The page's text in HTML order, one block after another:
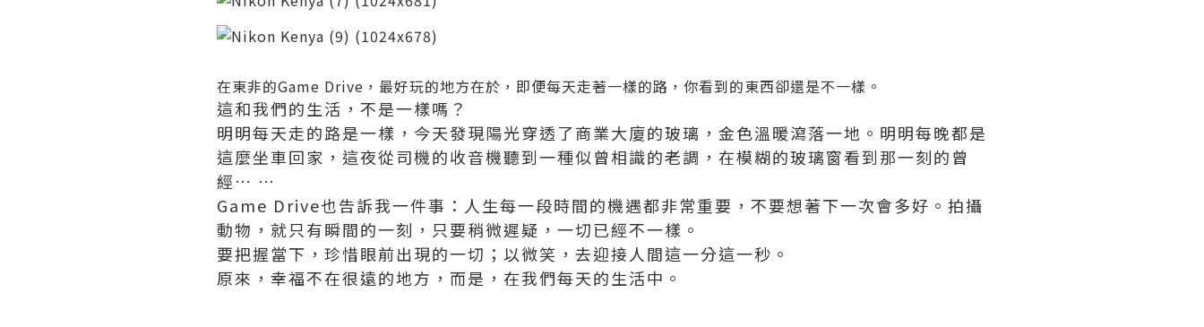
在東非的Game Drive，最好玩的地方在於，即便每天走著一樣的路，你看到的東西卻還是不一樣。
這和我們的生活，不是一樣嗎？
明明每天走的路是一樣，今天發現陽光穿透了商業大廈的玻璃，金色溫暖瀉落一地。明明每晚都是
這麼坐車回家，這夜從司機的收音機聽到一種似曾相識的老調，在模糊的玻璃窗看到那一刻的曾
經… …
Game Drive也告訴我一件事：人生每一段時間的機遇都非常重要，不要想著下一次會多好。拍攝
動物，就只有瞬間的一刻，只要稍微遲疑，一切已經不一樣。
要把握當下，珍惜眼前出現的一切；以微笑，去迎接人間這一分這一秒。
原來，幸福不在很遠的地方，而是，在我們每天的生活中。